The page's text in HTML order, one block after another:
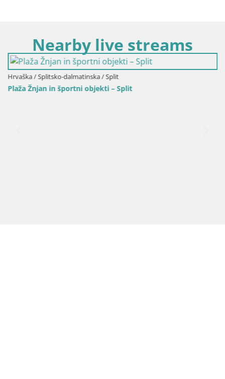
Nearby live streams
Hrvaška / Splitsko-dalmatinska / Split
Plaža Žnjan in športni objekti – Split